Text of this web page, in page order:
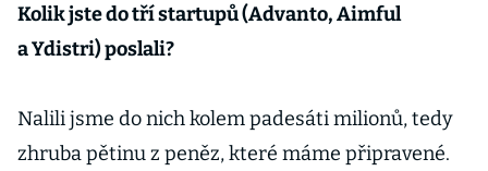
Kolik jste do tří startupů (Advanto, Aimful
a Ydistri) poslali?
Nalili jsme do nich kolem padesáti milionů, tedy
zhruba pětinu z peněz, které máme připravené.